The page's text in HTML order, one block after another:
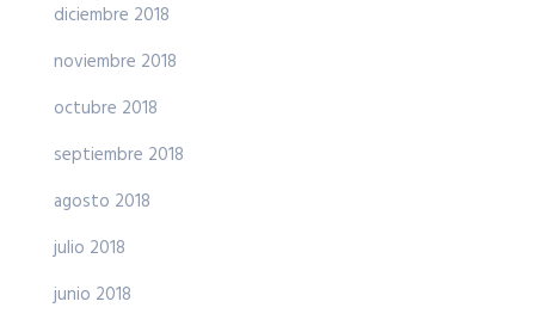
diciembre 2018
noviembre 2018
octubre 2018
septiembre 2018
agosto 2018
julio 2018
junio 2018